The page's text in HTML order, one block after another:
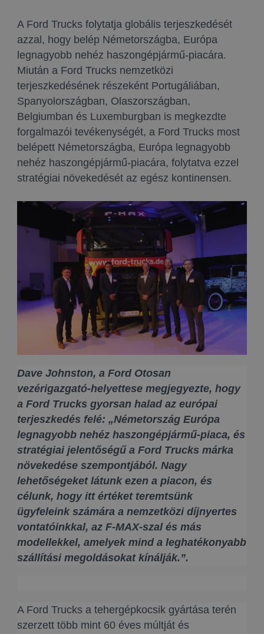
A Ford Trucks folytatja globális terjeszkedését
azzal, hogy belép Németországba, Európa
legnagyobb nehéz haszongépjármű-piacára.
Miután a Ford Trucks nemzetközi
terjeszkedésének részeként Portugáliában,
Spanyolországban, Olaszországban,
Belgiumban és Luxemburgban is megkezdte
forgalmazói tevékenységét, a Ford Trucks most
belépett Németországba, Európa legnagyobb
nehéz haszongépjármű-piacára, folytatva ezzel
stratégiai növekedését az egész kontinensen.
Dave Johnston, a Ford Otosan
vezérigazgató-helyettese megjegyezte, hogy
a Ford Trucks gyorsan halad az európai
terjeszkedés felé: „Németország Európa
legnagyobb nehéz haszongépjármű-piaca, és
stratégiai jelentőségű a Ford Trucks márka
növekedése szempontjából. Nagy
lehetőségeket látunk ezen a piacon, és
célunk, hogy itt értéket teremtsünk
ügyfeleink számára a nemzetközi díjnyertes
vontatóinkkal, az F-MAX-szal és más
modellekkel, amelyek mind a leghatékonyabb
szállítási megoldásokat kínálják.”.
A Ford Trucks a tehergépkocsik gyártása terén
szerzett több mint 60 éves múltját és